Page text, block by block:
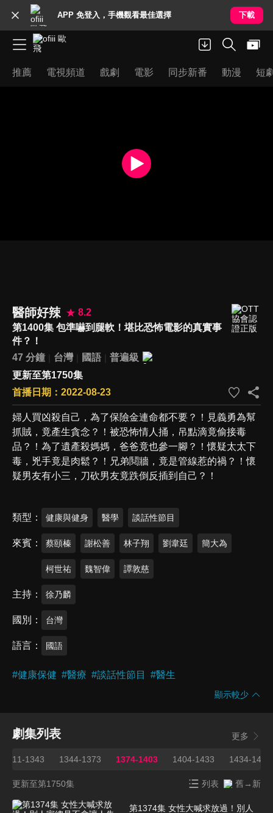
APP 免登入，手機觀看最佳選擇 下載
推薦 電視頻道 戲劇 電影 同步新番 動漫 短
醫師好辣
8.2
第1400集 包準嚇到腿軟！堪比恐怖電影的真實事
件？！
47 分鐘
台灣 國語
普遍級
更新至第1750集
首播日期：2022-08-23
婦人買凶殺自己，為了保險金連命都不要？！見義勇為幫
抓賊，竟產生貪念？！被恐怖情人捅，吊點滴竟偷接毒
品？！為了遺產殺媽媽，爸爸竟也參一腳？！懷疑太太下
毒，兇手竟是肉鬆？！兄弟鬩牆，竟是管線惹的禍？！懷
疑男友有小三，刀砍男友竟跌倒反插到自己？！
類型 健康與健身 醫學 談話性節目
來賓 蔡頤榛 謝松善 林子翔 劉韋廷 簡大為
柯世祐 魏智偉 譚敦慈
主持 徐乃麟
國別 台灣
語言 國語
#健康保健 #醫療 #談話性節目 #醫生
顯示較少
劇集列表 更多
1211-1343 1344-1373 1374-1403 1404-1433 1434-1463
更新至第1750集 列表 舊→新
第1374集 女性大喊求放過！別人